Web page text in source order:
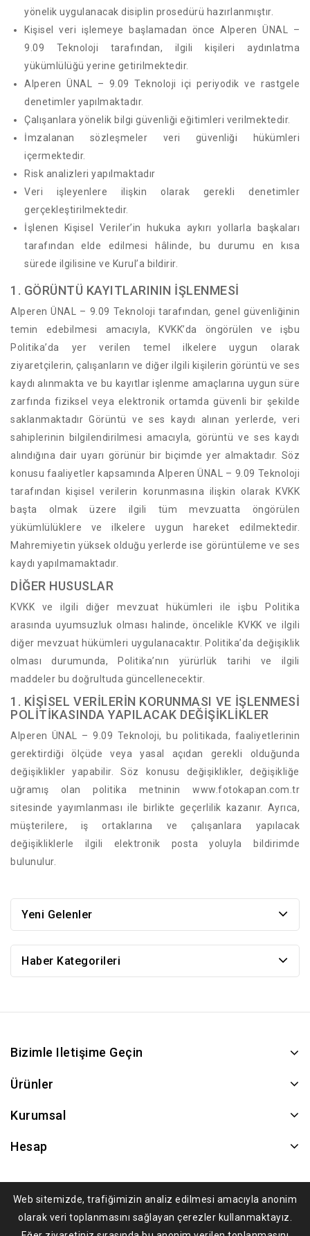
yönelik uygulanacak disiplin prosedürü hazırlanmıştır.
Kişisel veri işlemeye başlamadan önce Alperen ÜNAL –
9.09 Teknoloji tarafından, ilgili kişileri aydınlatma
yükümlülüğü yerine getirilmektedir.
Alperen ÜNAL – 9.09 Teknoloji içi periyodik ve rastgele
denetimler yapılmaktadır.
Çalışanlara yönelik bilgi güvenliği eğitimleri verilmektedir.
İmzalanan sözleşmeler veri güvenliği hükümleri
içermektedir.
Risk analizleri yapılmaktadır
Veri işleyenlere ilişkin olarak gerekli denetimler
gerçekleştirilmektedir.
İşlenen Kişisel Veriler’in hukuka aykırı yollarla başkaları
tarafından elde edilmesi hâlinde, bu durumu en kısa
sürede ilgilisine ve Kurul’a bildirir.
1. GÖRÜNTÜ KAYITLARININ İŞLENMESİ
Alperen ÜNAL – 9.09 Teknoloji tarafından, genel güvenliğinin
temin edebilmesi amacıyla, KVKK’da öngörülen ve işbu
Politika’da yer verilen temel ilkelere uygun olarak
ziyaretçilerin, çalışanların ve diğer ilgili kişilerin görüntü ve ses
kaydı alınmakta ve bu kayıtlar işlenme amaçlarına uygun süre
zarfında fiziksel veya elektronik ortamda güvenli bir şekilde
saklanmaktadır Görüntü ve ses kaydı alınan yerlerde, veri
sahiplerinin bilgilendirilmesi amacıyla, görüntü ve ses kaydı
alındığına dair uyarı görünür bir biçimde yer almaktadır. Söz
konusu faaliyetler kapsamında Alperen ÜNAL – 9.09 Teknoloji
tarafından kişisel verilerin korunmasına ilişkin olarak KVKK
başta olmak üzere ilgili tüm mevzuatta öngörülen
yükümlülüklere ve ilkelere uygun hareket edilmektedir.
Mahremiyetin yüksek olduğu yerlerde ise görüntüleme ve ses
kaydı yapılmamaktadır.
DİĞER HUSUSLAR
KVKK ve ilgili diğer mevzuat hükümleri ile işbu Politika
arasında uyumsuzluk olması halinde, öncelikle KVKK ve ilgili
diğer mevzuat hükümleri uygulanacaktır. Politika’da değişiklik
olması durumunda, Politika’nın yürürlük tarihi ve ilgili
maddeler bu doğrultuda güncellenecektir.
1. KİŞİSEL VERİLERİN KORUNMASI VE İŞLENMESİ
POLİTİKASINDA YAPILACAK DEĞİŞİKLİKLER
Alperen ÜNAL – 9.09 Teknoloji, bu politikada, faaliyetlerinin
gerektirdiği ölçüde veya yasal açıdan gerekli olduğunda
değişiklikler yapabilir. Söz konusu değişiklikler, değişikliğe
uğramış olan politika metninin www.fotokapan.com.tr
sitesinde yayımlanması ile birlikte geçerlilik kazanır. Ayrıca,
müşterilere, iş ortaklarına ve çalışanlara yapılacak
değişikliklerle ilgili elektronik posta yoluyla bildirimde
bulunulur.
Yeni Gelenler
Haber Kategorileri
Bizimle Iletişime Geçin
Ürünler
Kurumsal
Hesap
Web sitemizde, trafiğimizin analiz edilmesi amacıyla anonim
olarak veri toplanmasını sağlayan çerezler kullanmaktayız.